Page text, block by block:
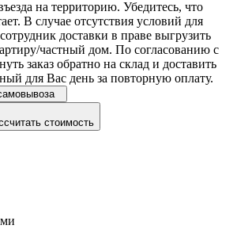
на территорию. Убедитесь, что
В случае отсутствия условий для
доставки в праве выгрузить
частный дом. По согласованию с
заказ обратно на склад и доставить
для Вас день за повторную оплату.
стоимость